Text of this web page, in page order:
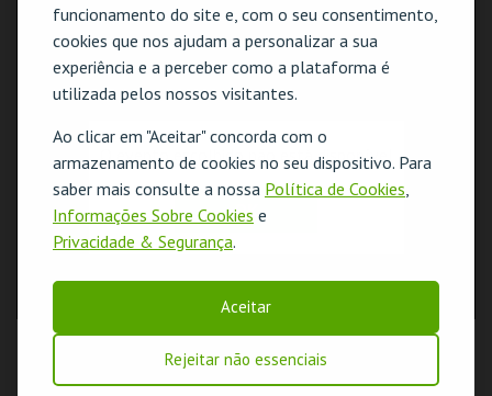
funcionamento do site e, com o seu consentimento,
cookies que nos ajudam a personalizar a sua
experiência e a perceber como a plataforma é
utilizada pelos nossos visitantes.
Ao clicar em "Aceitar" concorda com o
armazenamento de cookies no seu dispositivo. Para
saber mais consulte a nossa Política de Cookies
Informações Sobre Cookies e
Privacidade & Segurança.
Aceitar
Rejeitar não essenciais
O evento escolhido não está disponível
OK